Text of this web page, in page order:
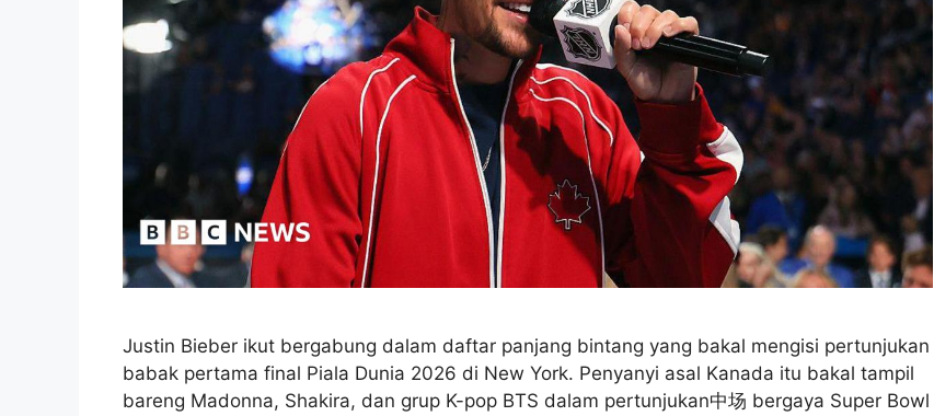
Justin Bieber ikut bergabung dalam daftar panjang bintang yang bakal mengisi pertunjukan
babak pertama final Piala Dunia 2026 di New York. Penyanyi asal Kanada itu bakal tampil
bareng Madonna, Shakira, dan grup K-pop BTS dalam pertunjukan中场 bergaya Super Bowl